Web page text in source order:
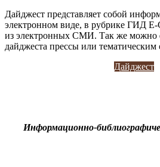
Дайджест представляет собой
электронном виде, в рубрике ГИД
из электронных СМИ. Так же можно
дайджеста прессы или
Дайджест
Информационно-